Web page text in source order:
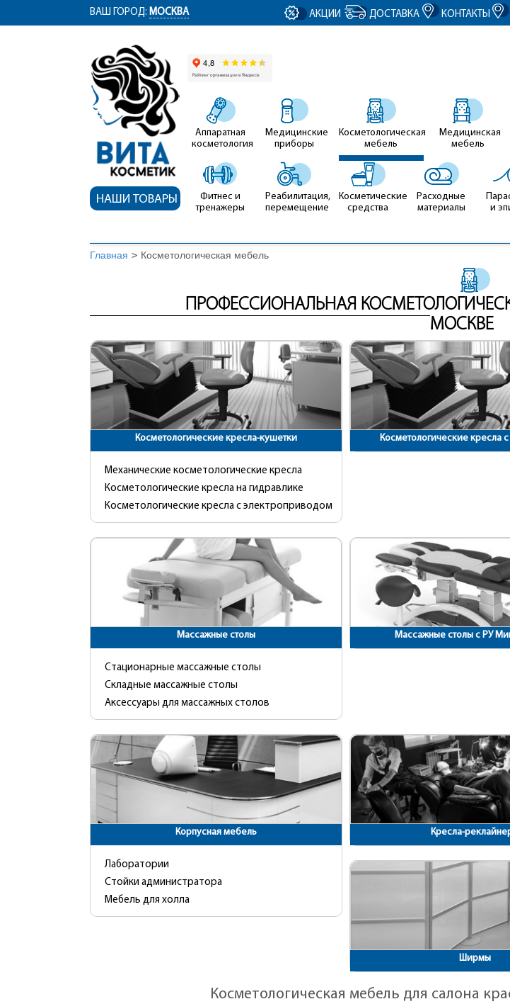
ym(12767704, 'getClientID', function(clientID) { document.getElementById('clientID').value = clientID; });
ВАШ ГОРОД: МОСКВА АКЦИИ ДОСТАВКА КОНТАКТЫ
НАШИ ТОВАРЫ
Аппаратная
косметология
Медицинские
приборы
Косметологическая
мебель
Медицинская
мебель
Фитнес и
тренажеры
Реабилитация,
перемещение
Косметические
средства
Расходные
материалы
и
Главная > Косметологическая мебель
ПРОФЕССИОНАЛЬНАЯ
МОСКВЕ
Косметологические кресла-кушетки
Механические косметологические кресла
Косметологические кресла на гидравлике
Косметологические кресла с электроприводом
Косметологические кресла
Массажные столы
Стационарные массажные столы
Складные массажные столы
Аксессуары для массажных столов
Массажные столы с РУ
Корпусная мебель
Лаборатории
Стойки администратора
Мебель для холла
Кресла-
Ширмы
Косметологическая мебель для салона